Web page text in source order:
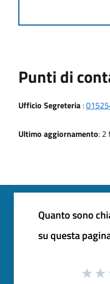
Punti di
Ufficio Segreteria :
Ultimo aggiornamento: 2
Quanto sono
su questa